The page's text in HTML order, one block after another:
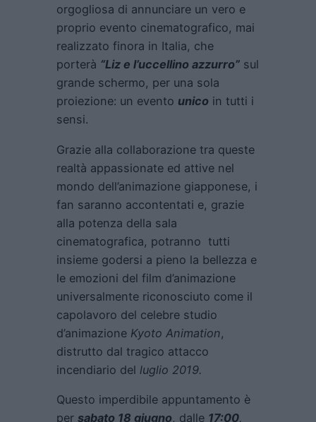
orgogliosa di annunciare un vero e
proprio evento cinematografico, mai
realizzato finora in Italia, che
porterà “Liz e l’uccellino azzurro” sul
grande schermo, per una sola
proiezione: un evento unico in tutti i
sensi.
Grazie alla collaborazione tra queste
realtà appassionate ed attive nel
mondo dell’animazione giapponese, i
fan saranno accontentati e, grazie
alla potenza della sala
cinematografica, potranno tutti
insieme godersi a pieno la bellezza e
le emozioni del film d’animazione
universalmente riconosciuto come il
capolavoro del celebre studio
d’animazione Kyoto Animation,
distrutto dal tragico attacco
incendiario del luglio 2019.
Questo imperdibile appuntamento è
per sabato 18 giugno, dalle 17:00,